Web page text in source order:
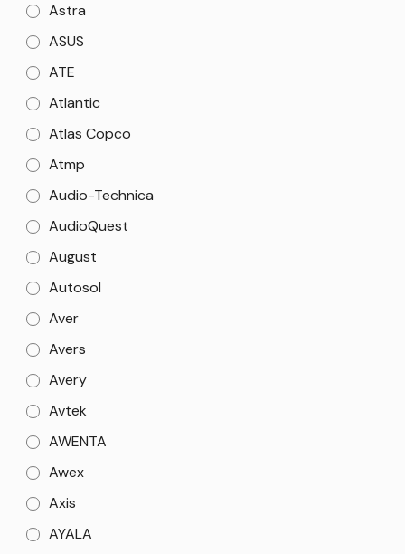
Astra
ASUS
ATE
Atlantic
Atlas Copco
Atmp
Audio-Technica
AudioQuest
August
Autosol
Aver
Avers
Avery
Avtek
AWENTA
Awex
Axis
AYALA